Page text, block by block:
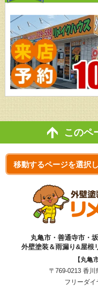
このペ
丸亀市・善通寺市・
外壁塗装＆雨漏り&屋根
【丸亀
〒769-0213 香川
フリーダイ